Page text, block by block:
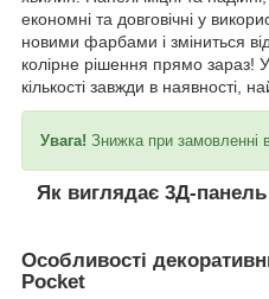
економні та довговічні у
новими фарбами і зміниться
колірне рішення прямо зараз!
кількості завжди в наявності,
Увага! Знижка при замовленні
Як виглядає 3Д-
Особливості
Pocket